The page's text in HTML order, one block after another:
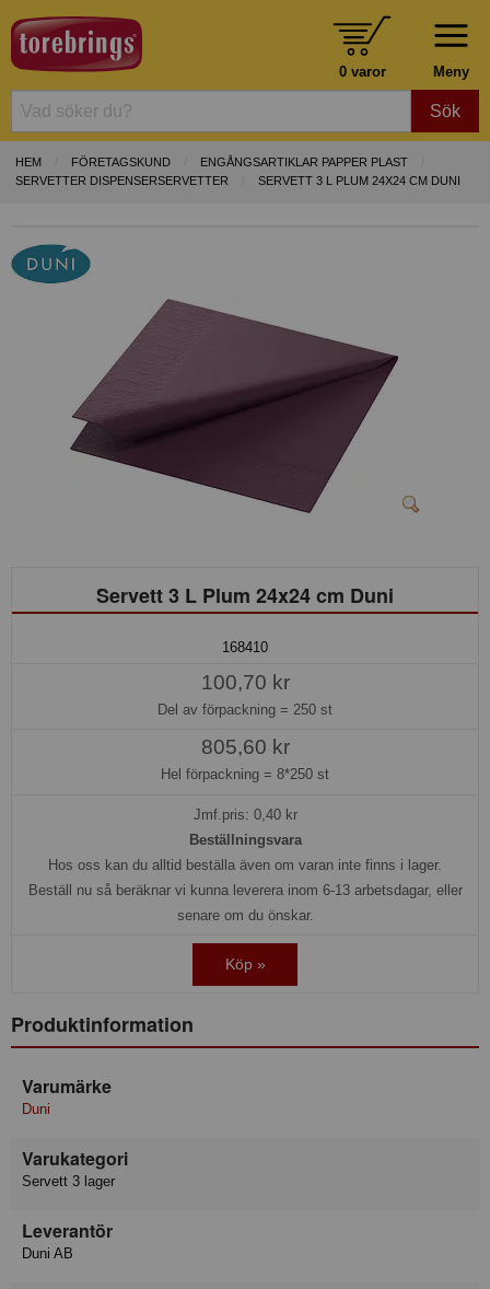
Meny
0 varor
Sök
HEM FÖRETAGSKUND
ENGÅNGSARTIKLAR PAPPER PLAST
SERVETTER DISPENSERSERVETTER
SERVETT 3 L PLUM 24X24 CM DUNI
Servett 3 L Plum 24x24 cm Duni
168410
100,70 kr
Del av förpackning = 250 st
805,60 kr
Hel förpackning = 8*250 st
Jmf.pris: 0,40kr
Beställningsvara
Hos oss kan du alltid beställa även om varan inte finns i lager.
Beställ nu så beräknar vi kunna leverera inom 6-13 arbetsdagar, eller
senare om du önskar.
Köp »
Produktinformation
Varumärke
Duni
Varukategori
Servett 3 lager
Leverantör
Duni AB